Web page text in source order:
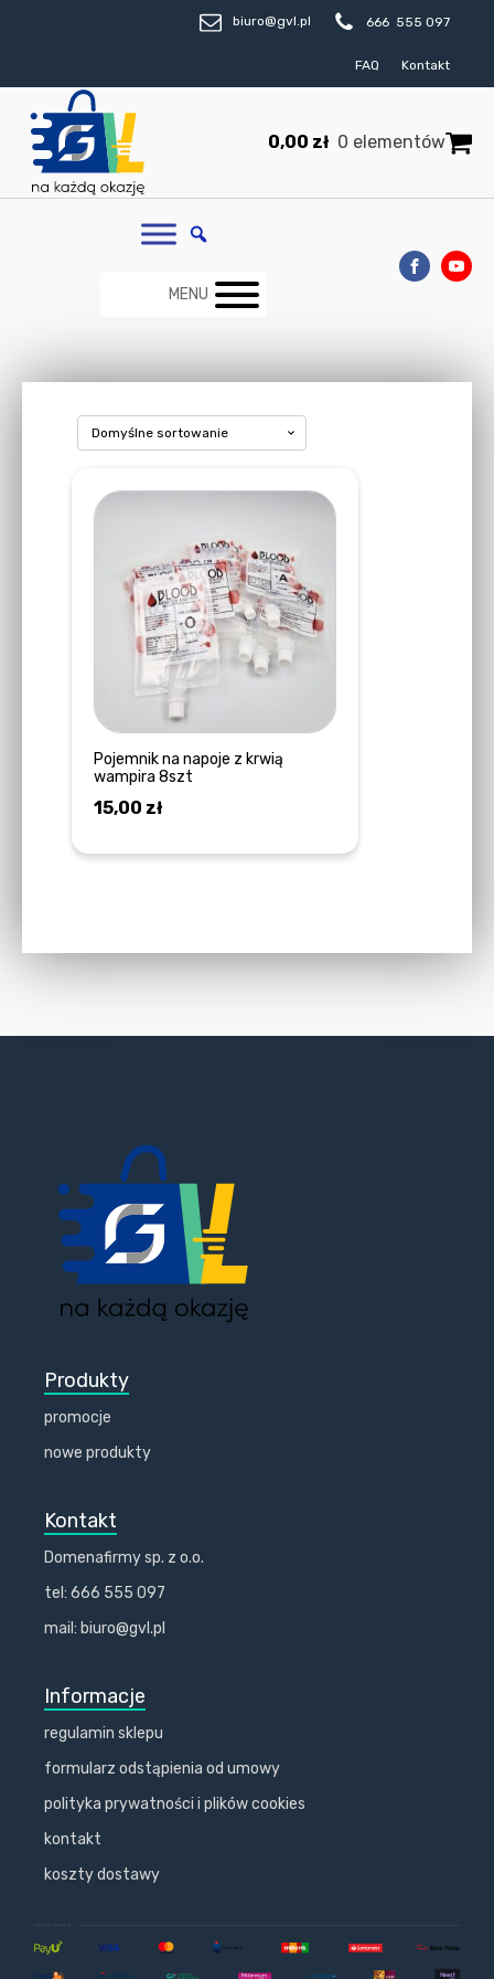
biuro@gvl.pl 666 555 097
FAQ Kontakt
0,00 zł 0 elementów
MENU
Pojemnik na napoje z krwią
wampira 8szt
15,00 zł
Produkty
promocje
nowe produkty
Kontakt
Domenafirmy sp. z o.o.
tel: 666 555 097
mail: biuro@gvl.pl
Informacje
regulamin sklepu
formularz odstąpienia od umowy
polityka prywatności i plików cookies
kontakt
koszty dostawy